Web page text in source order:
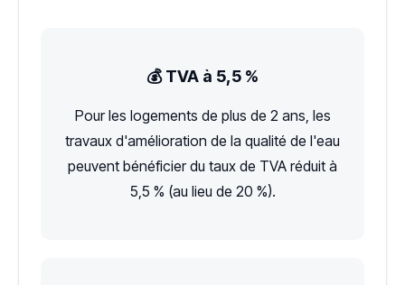
💰 TVA à 5,5 %
Pour les logements de plus de 2 ans, les
travaux d'amélioration de la qualité de l'eau
peuvent bénéficier du taux de TVA réduit à
5,5 % (au lieu de 20 %).